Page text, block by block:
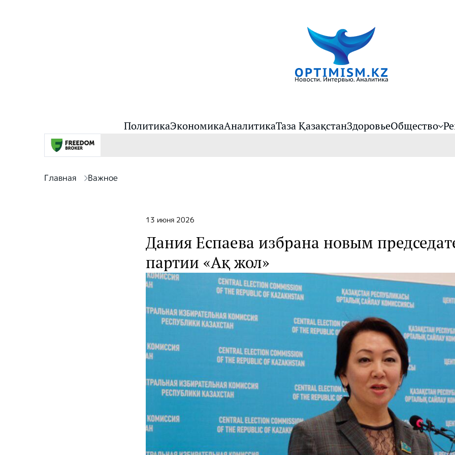
ПолитикаЭкономикаАналитикаТаза ҚазақстанЗдоровьеОбщество
Главная Важное
13 июня 2026
Дания Еспаева избрана новым
партии «Ақ жол»